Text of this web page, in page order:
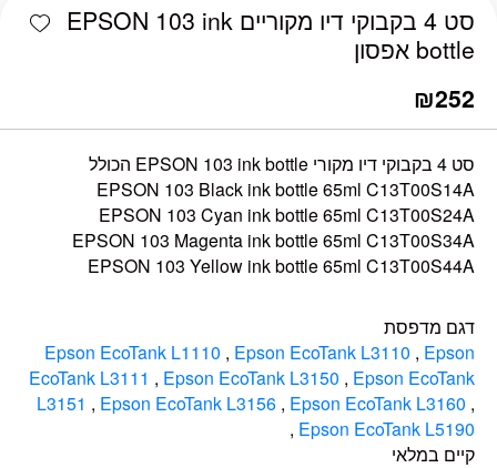
סט 4 בקבוקי דיו מקוריים EPSON 103 ink
bottle אפסון
₪252
סט 4 בקבוקי דיו מקורי EPSON 103 ink bottle הכולל
EPSON 103 Black ink bottle 65ml C13T00S14A
EPSON 103 Cyan ink bottle 65ml C13T00S24A
EPSON 103 Magenta ink bottle 65ml C13T00S34A
EPSON 103 Yellow ink bottle 65ml C13T00S44A
דגם מדפסת
Epson EcoTank L1110 , Epson EcoTank L3110 , Epson
EcoTank L3111 , Epson EcoTank L3150 , Epson EcoTank
L3151 , Epson EcoTank L3156 , Epson EcoTank L3160 ,
Epson EcoTank L5190
,
קיים במלאי